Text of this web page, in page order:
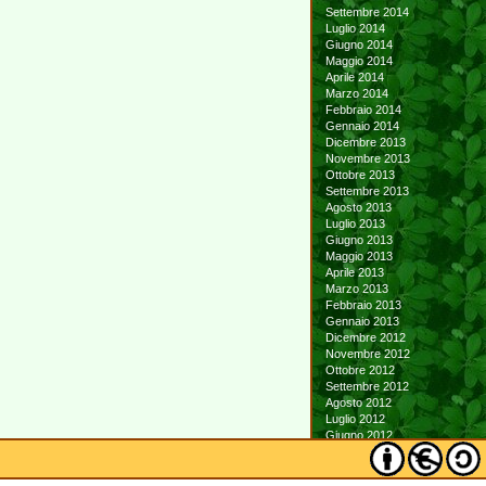
Settembre 2014
Luglio 2014
Giugno 2014
Maggio 2014
Aprile 2014
Marzo 2014
Febbraio 2014
Gennaio 2014
Dicembre 2013
Novembre 2013
Ottobre 2013
Settembre 2013
Agosto 2013
Luglio 2013
Giugno 2013
Maggio 2013
Aprile 2013
Marzo 2013
Febbraio 2013
Gennaio 2013
Dicembre 2012
Novembre 2012
Ottobre 2012
Settembre 2012
Agosto 2012
Luglio 2012
Giugno 2012
Maggio 2012
Aprile 2012